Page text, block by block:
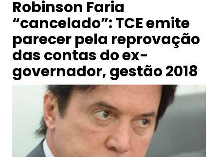
Robinson Faria
“cancelado”: TCE emite
parecer pela reprovação
das contas do ex-
governador, gestão 2018